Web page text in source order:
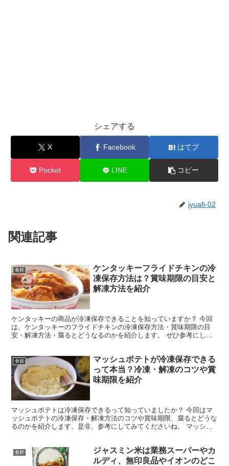
シェアする
X Facebook はてブ
Pocket LINE コピー
jyuafi-02
関連記事
食材
ケンタッキーフライドチキンの冷
凍保存方法は？賞味期限の目安と
解凍方法を紹介
ケンタッキーの商品が冷凍保存できることを知っていますか？ 今回
は、ケンタッキーのフライドチキンの冷凍保存方法・賞味期限の目
安・解凍方法・腐るとどうなるのかを紹介します。 ぜひ参考にして
食材
マッシュポテトが冷凍保存できる
って本当？冷凍・解凍のコツや賞
味期限を紹介
マッシュポテトは冷凍保存できるって知っていましたか？ 今回はマ
ッシュポテトの冷凍保存・解凍方法のコツや賞味期限、腐るとどうな
るのかを紹介します。是非、参考にしてみてくださいね。 マッシュ
食材
ジャスミン米は業務スーパーやカ
ルディ、無印良品やイオンのどこ